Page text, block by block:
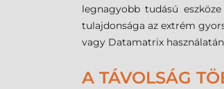
legnagyobb tudású
tulajdonsága az extrém
vagy Datamatrix
A TÁVOLSÁG